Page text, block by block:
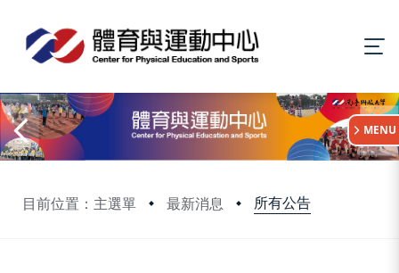
目前位置：主選單 最新消息 所有公告
:::
MENU